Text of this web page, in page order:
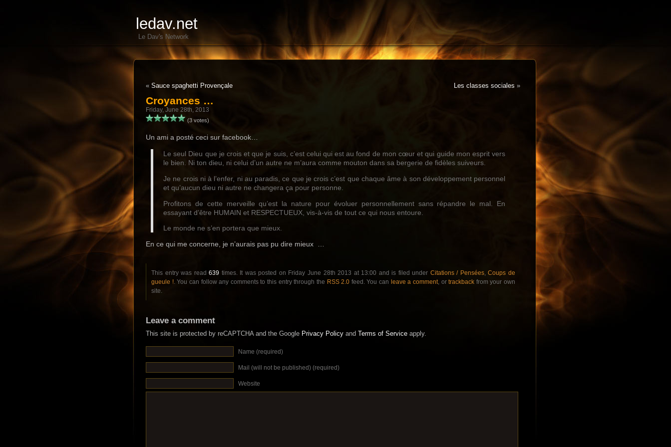
ledav.net
Le Dav's Network
« Sauce spaghetti Provençale Les classes sociales »
Croyances …
Friday, June 28th, 2013
(3 votes)
Un ami a posté ceci sur facebook…
Le seul Dieu que je crois et que je suis, c’est celui qui est au fond de mon cœur et qui guide mon esprit vers
le bien. Ni ton dieu, ni celui d’un autre ne m’aura comme mouton dans sa bergerie de fidèles suiveurs.
Je ne crois ni à l’enfer, ni au paradis, ce que je crois c’est que chaque âme à son développement personnel
et qu’aucun dieu ni autre ne changera ça pour personne.
Profitons de cette merveille qu’est la nature pour évoluer personnellement sans répandre le mal. En
essayant d’être HUMAIN et RESPECTUEUX, vis-à-vis de tout ce qui nous entoure.
Le monde ne s’en portera que mieux.
En ce qui me concerne, je n’aurais pas pu dire mieux …
This entry was read639 times. It was posted on Friday June 28th 2013 at 13:00 and is filed under Citations / Pensées,Coups de
gueule !. You can follow any comments to this entry through the RSS 2.0 feed. You can leave a comment, ortrackback from your own
site.
Leave a comment
This site is protected by reCAPTCHA and the Google Privacy Policy and Terms of Service apply.
Name (required)
Mail (will not be published) (required)
Website